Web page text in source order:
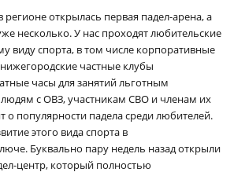
открылась первая падел-арена, а
несколько. У нас проходят любительские
виду спорта, в том числе корпоративные
частные клубы
часы для занятий льготным
с ОВЗ, участникам СВО и членам их
о популярности падела среди любителей.
этого вида спорта в
Буквально пару недель назад открыли
центр, который полностью